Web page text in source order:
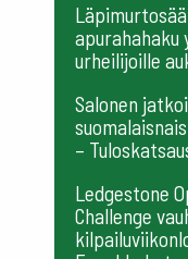
apurahahaku
urheilijoille
Salonen jatkoi
–
Ledgestone
Challenge